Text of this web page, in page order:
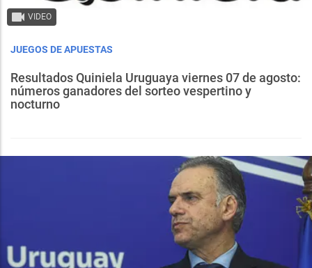
VIDEO
JUEGOS DE APUESTAS
Resultados Quiniela Uruguaya viernes 07 de agosto:
números ganadores del sorteo vespertino y
nocturno